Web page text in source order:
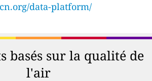
data-platform/
basés sur la qualité de
l'air